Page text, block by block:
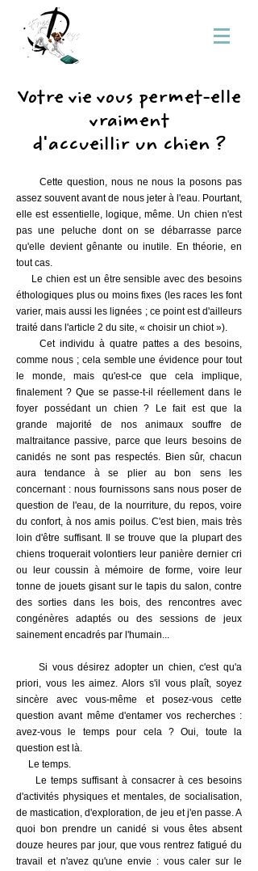
Votre vie vous permet-elle
vraiment
d'accueillir un chien ?
Cette question, nous ne nous la posons pas
assez souvent avant de nous jeter à l'eau. Pourtant,
elle est essentielle, logique, même. Un chien n'est
pas une peluche dont on se débarrasse parce
qu'elle devient gênante ou inutile. En théorie, en
tout cas.
Le chien est un être sensible avec des besoins
éthologiques plus ou moins fixes (les races les font
varier, mais aussi les lignées ; ce point est d'ailleurs
traité dans l'article 2 du site, « choisir un chiot »).
Cet individu à quatre pattes a des besoins,
comme nous ; cela semble une évidence pour tout
le monde, mais qu'est-ce que cela implique,
finalement ? Que se passe-t-il réellement dans le
foyer possédant un chien ? Le fait est que la
grande majorité de nos animaux souffre de
maltraitance passive, parce que leurs besoins de
canidés ne sont pas respectés. Bien sûr, chacun
aura tendance à se plier au bon sens les
concernant : nous fournissons sans nous poser de
question de l'eau, de la nourriture, du repos, voire
du confort, à nos amis poilus. C'est bien, mais très
loin d'être suffisant. Il se trouve que la plupart des
chiens troquerait volontiers leur panière dernier cri
ou leur coussin à mémoire de forme, voire leur
tonne de jouets gisant sur le tapis du salon, contre
des sorties dans les bois, des rencontres avec
congénères adaptés ou des sessions de jeux
sainement encadrés par l'humain...
Si vous désirez adopter un chien, c'est qu'a
priori, vous les aimez. Alors s'il vous plaît, soyez
sincère avec vous-même et posez-vous cette
question avant même d'entamer vos recherches :
avez-vous le temps pour cela ? Oui, toute la
question est là.
Le temps.
Le temps suffisant à consacrer à ces besoins
d'activités physiques et mentales, de socialisation,
demastication, d'exploration, de jeu et j'en passe. A
quoi bon prendre un canidé si vous êtes absent
douze heures par jour, que vous rentrez fatigué du
travail et n'avez qu'une envie : vous caler sur le